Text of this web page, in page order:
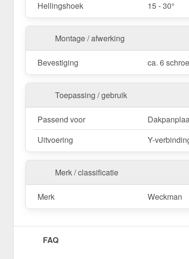
Hellingshoek 15 - 30°
Montage / afwerking
Bevestiging ca. 6
Toepassing / gebruik
Passend voor
Uitvoering
Y-
Merk / classificatie
Merk Weckman
FAQ